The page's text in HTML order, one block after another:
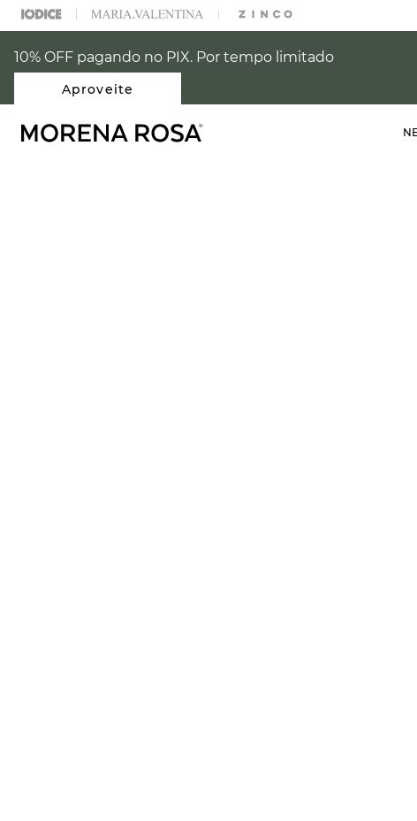
OFF NA SUA 1° COMPRA USANDO O CUPOM: PRIMEIRAMR
10% OFF pagando no PIX. Por tempo limitado
Aproveite